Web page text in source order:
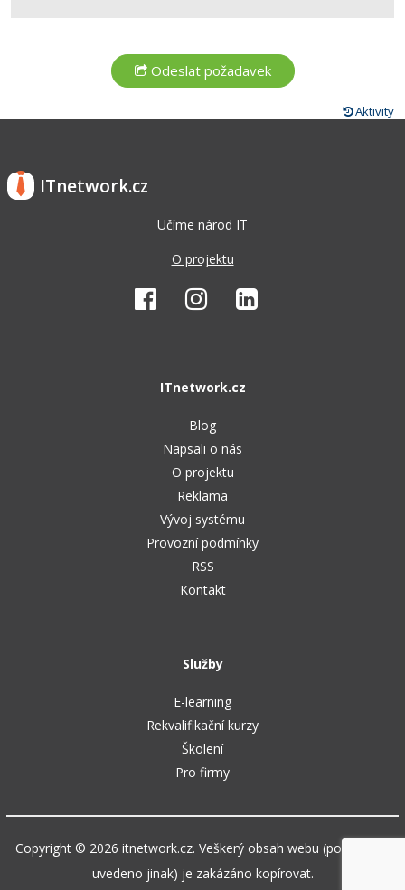
Aktivity
ITnetwork.cz
Učíme národ IT
O projektu
ITnetwork.cz
Blog
Napsali o nás
O projektu
Reklama
Vývoj systému
Provozní podmínky
RSS
Kontakt
Služby
E-learning
Rekvalifikační kurzy
Školení
Pro firmy
Copyright © 2026 itnetwork.cz. Veškerý obsah webu (pokud není
uvedeno jinak) je zakázáno kopírovat.